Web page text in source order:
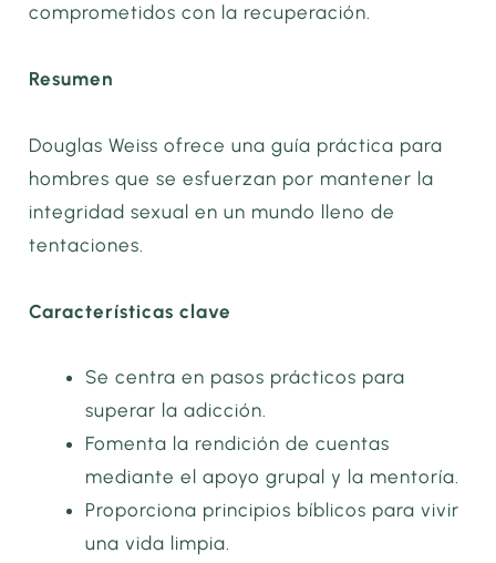
comprometidos con la recuperación.
Resumen
Douglas Weiss ofrece una guía práctica para
hombres que se esfuerzan por mantener la
integridad sexual en un mundo lleno de
tentaciones.
Características clave
Se centra en pasos prácticos para
superar la adicción.
Fomenta la rendición de cuentas
mediante el apoyo grupal y la mentoría.
Proporciona principios bíblicos para vivir
una vida limpia.